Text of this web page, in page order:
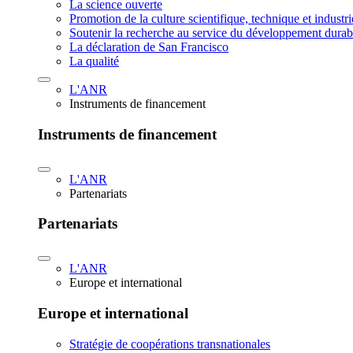
La science ouverte
Promotion de la culture scientifique, technique et
Soutenir la recherche au service du développement
La déclaration de San Francisco
La qualité
L'ANR
Instruments de financement
Instruments de financement
L'ANR
Partenariats
Partenariats
L'ANR
Europe et international
Europe et international
Stratégie de coopérations transnationales